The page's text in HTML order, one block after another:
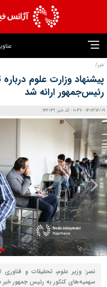
خبر/
پیشنهاد وزارت علوم
رئیس‌جمهور ارائه شد
1403/12/09 - 10:47 - کد خبر: 132049
نصر: وزیر علوم، تحقیقات و فناوری
سهمیه‌های کنکور به رئیس جمهور خبر